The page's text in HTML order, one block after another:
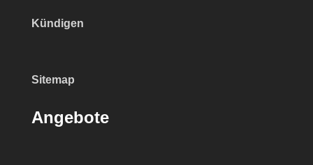
Kündigen
Sitemap
Angebote